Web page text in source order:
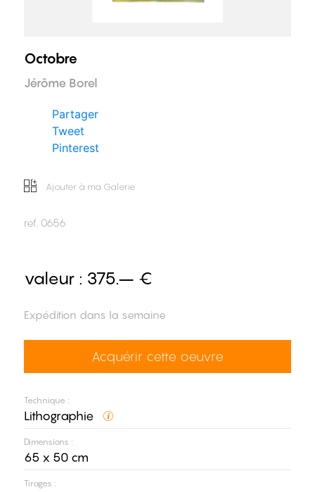
Octobre
Jérôme Borel
Partager
Tweet
Pinterest
Ajouter à ma Galerie
ref. 0656
Technique :
Lithographie
Dimensions :
65 x 50 cm
Tirages :
valeur : 375.– €
Expédition dans la semaine
Acquérir cette oeuvre